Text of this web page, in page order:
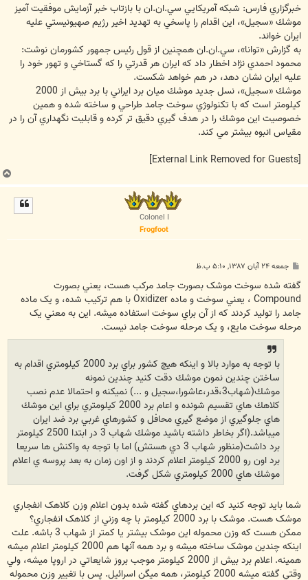
خبرگزاري فارس: شبكه آمريكايي سي.ان.ان با بازتاب خبر آزمايش موفقيت آميز
موشك «سجيل»، اين اقدام را پاسخي به تهديد اخير رژيم صهيونيستي عليه
ايران خواند.
به گزارش «توانا»، سي.ان.ان همچنين از قول رئيس جمهور كشورمان نوشت:
محمود احمدي نژاد اخطار داد كه ايران هر قدرتي را كه گستاخي و تهور خود را
عليه ايران نشان دهد، در هم خواهد شكست.
موشك «سجيل»، نسل جديد موشك ميان برد ايراني با برد بيش از 2000
كيلومتر است كه با تكنولوژي سوخت جامد طراحي و ساخته شده و همين
خصوصيت اين موشك را در هدف گيري دقيق تر كرده و قابليت نگهداري آن را در
مقياس انبوه بيشتر مي كند.
ب
ا
Colonel I
Frogfoot
پ
ت
جمعه ۲۴ آبان ۱۳۸۷, ۵:۱۰ ب.ظ
گفته شده سوخت موشک بصورت جامد مرکب هست، يعني بصورت
Compound ، يعني سوخت و ماده Oxidizer با هم ترکيب شده، و يک ماده
جامد را توليد کردند که از آن براي سوخت استفاده ميشه. اين به معني يک
مرحله سوخت مايع، و يک مرحله سوخت جامد نيست.
با توجه به موارد بالا و اينكه هيچ كشور براي برد 2000 كيلومتري اقدام به
ساختن چندين نمون موشك دقت كنيد چندين نمونه
موشك(شهاب3،قدر،عاشورا،سجيل و ...) نميكنه و احتمالا عدم نصب
كلاهك هاي تقسيم شونده و اعام برد 2000 كيلومتري براي اين موشك
هاي جلوگيري از موضع گيري محافل و كشورهاي غربي برد ضد ايران
ميباشد.(اگر بخاطر داشته باشيد موشك شهاب 3 در ابتدا 2500 كيلومتر
برد داشت(منظور شهاب 3 دي هستش) اما با توجه به واكنش ها سريعا
برد اون رو 2000 كيلومتر اعلام كردند و از اون زمان به بعد پروسه ي اعلام
موشك هاي 2000 كيلومتري شكل گرفت.
شما بايد توجه کنيد که اين بردهاي گفته شده بدون اعلام وزن کلاهک انفجاري
موشک هست. موشک با برد 2000 کيلومتر با چه وزني از کلاهک انفجاري؟
ممکن هست که وزن محموله اين موشک بيشتر يا کمتر از شهاب 3 باشه. علت
اينکه چندين موشک ساخته ميشه و برد همه آنها هم 2000 کيلومتر اعلام ميشه
همينه. اعلام برد بيش از 2000 کيلومتر موجب بروز شايعاتي در اروپا ميشه، ولي
وقتي گفته ميشه 2000 کيلومتر، همه ميگن اسرائيل. پس با تغيير وزن محموله